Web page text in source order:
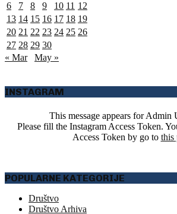
6
7 8 9 10 11 12
13 14 15 16 17 18 19
20 21 22 23 24 25 26
27 28 29 30
« Mar
May »
INSTAGRAM
This message appears for Admin
Please fill the Instagram Access Token.
Access Token by go to this
POPULARNE KATEGORIJE
Društvo
Društvo Arhiva